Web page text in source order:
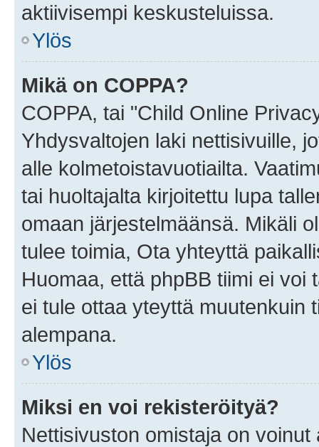
aktiivisempi keskusteluissa.
Ylös
Mikä on COPPA?
COPPA, tai "Child Online
Yhdysvaltojen laki nettisivuille,
alle kolmetoistavuotiailta.
tai huoltajalta kirjoitettu lupa
omaan järjestelmäänsä. Mikäli
tulee toimia, Ota yhteyttä
Huomaa, että phpBB tiimi ei
ei tule ottaa yteyttä muutenkuin
alempana.
Ylös
Miksi en voi rekisteröityä?
Nettisivuston omistaja on